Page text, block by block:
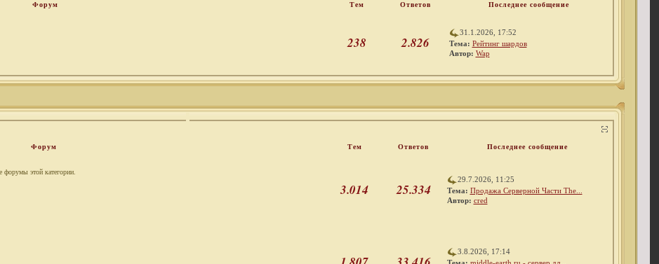
Форум Тем Ответов Последнее сообщение
238 2.826
31.1.2026, 17:52
Тема: Рейтинг шардов
Автор: Wap
Форум Тем Ответов Последнее сообщение
форумы этой категории.
3.014 25.334
29.7.2026, 11:25
Тема: Продажа Серверной Части The...
Автор: cred
3.8.2026, 17:14